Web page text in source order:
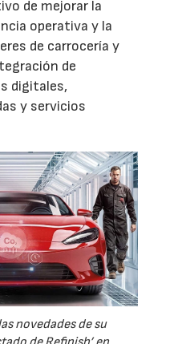
de mejorar la
operativa y la
de carrocería y
de
digitales,
y servicios
novedades de su